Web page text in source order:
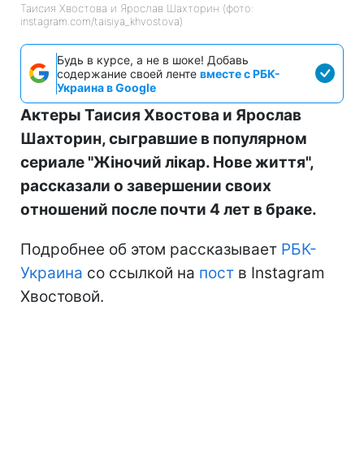
Таисия Хвостова и Ярослав Шахторин (фото:
instagram.com/taisiya_khvostova)
Будь в курсе, а не в шоке! Добавь
содержание своей ленте вместе с РБК-
Украина в Google
Актеры Таисия Хвостова и Ярослав
Шахторин, сыгравшие в популярном
сериале "Жіночий лікар. Нове життя",
рассказали о завершении своих
отношений после почти 4 лет в браке.
Подробнее об этом рассказывает РБК-
Украина со ссылкой на пост в Instagram
Хвостовой.